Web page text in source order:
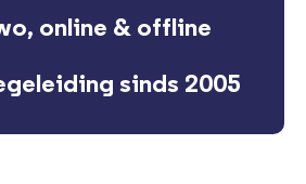
online & offline
sinds 2005